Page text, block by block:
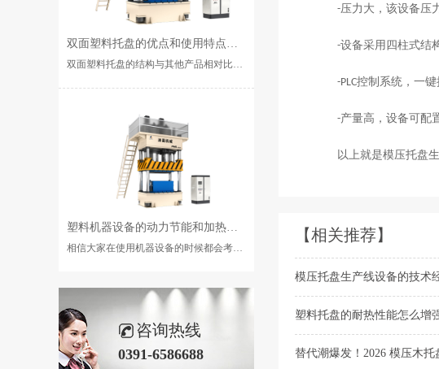
-压力大，该设备压
-设备采用四柱式结
-PLC控制系统，一
-产量高，设备可配
以上就是模压托盘
【相关推荐】
模压托盘生产线设备的技术
塑料托盘的耐热性能怎么增
替代潮爆发！2026 模压木
双面塑料托盘的结构与其他产品相对比它的功能是比较好的，也是生活中不太常见的。它主要是用于食品加工行业···...
咨询热线
0391-6586688